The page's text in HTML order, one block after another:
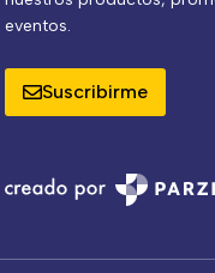
eventos.
Suscribirme